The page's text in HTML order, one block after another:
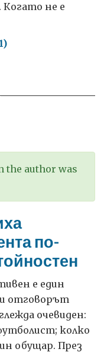
Когато не е
the author was
по-
е един
отговорът
очевиден:
колко
обущар. През